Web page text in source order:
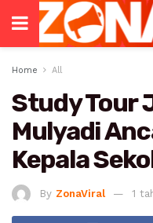
Home All
Study Tour
Mulyadi
Kepala
By ZonaViral 1